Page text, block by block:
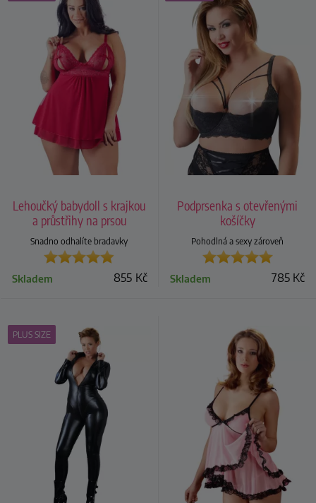
Lehoučký babydoll s krajkou
a průstřihy na prsou
Snadno odhalíte bradavky
855 Kč
Skladem
Podprsenka s otevřenými
košíčky
Pohodlná a sexy zároveň
785 Kč
Skladem
PLUS SIZE